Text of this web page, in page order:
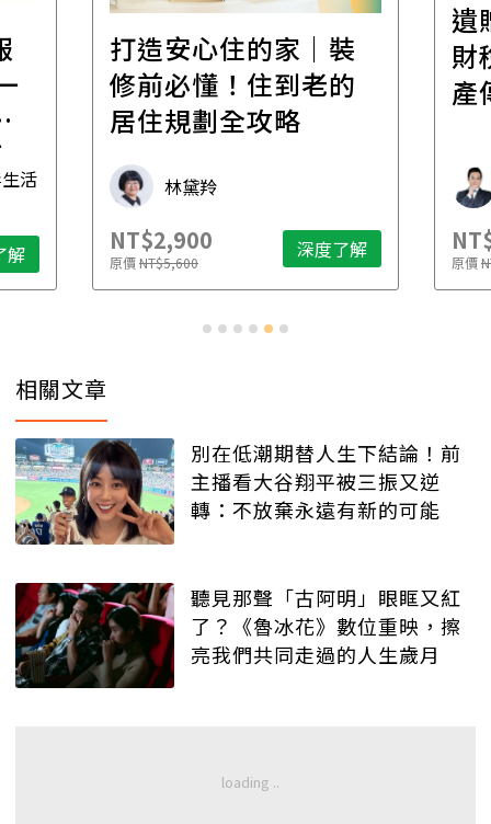
活
解
打造安心住的家｜裝
修前必懂！住到老的
居住規劃全攻略
林黛羚
NT$2,900
原價NT$5,600 深度了解
遺
財
產
原價
相關文章
別在低潮期替人生下結論！前
主播看大谷翔平被三振又逆
轉：不放棄永遠有新的可能
聽見那聲「古阿明」眼眶又紅
了？《魯冰花》數位重映，擦
亮我們共同走過的人生歲月